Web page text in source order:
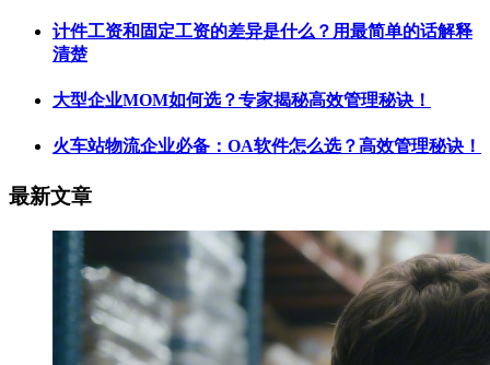
计件工资和固定工资的差异是什么？用最简单的话解释
清楚
大型企业MOM如何选？专家揭秘高效管理秘诀！
火车站物流企业必备：OA软件怎么选？高效管理秘诀！
最新文章